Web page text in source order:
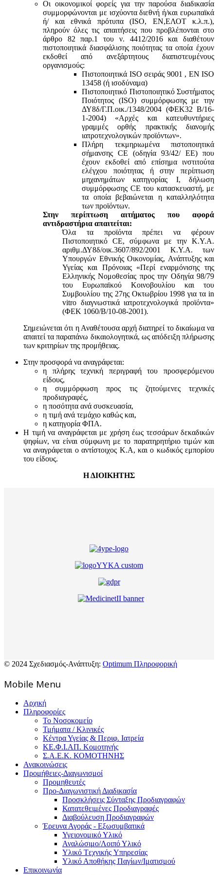
Οι οικονομικοί φορείς για την παρούσα διαδικασία
συμμορφώνονται με ισχύοντα διεθνή ή/και ευρωπαϊκά
ή/ και εθνικά πρότυπα (ISO, ΕΝ,ΕΛΟΤ κ.λ.π.),
πληρούν όλες τις απαιτήσεις που προβλέπονται στο
άρθρο 82 παρ.1 του ν. 4412/2016 και διαθέτουν
πιστοποιητικά διασφάλισης ποιότητας τα οποία έχουν
εκδοθεί από ανεξάρτητους διαπιστευμένους
οργανισμούς:
Πιστοποιητικά ISO σειράς 9001 , ΕΝ ISO
13458 (ή ισοδύναμα)
Πιστοποιητικό Πιστοποιητικό Συστήματος
Ποιότητος (ISO) συμμόρφωσης με την
ΔΥ8δ/Γ.Π.οικ./1348/2004 (ΦΕΚ32 Β/16-
1-2004) «Αρχές και κατευθυντήριες
γραμμές ορθής πρακτικής διανομής
ιατροτεχνολογικών προϊόντων».
Πλήρη τεκμηριωμένα πιστοποιητικά
σήμανσης CE (οδηγία 93/42/ ΕΕ) που
έχουν εκδοθεί από επίσημα ινστιτούτα
ελέγχου ποιότητας ή στην περίπτωση
μηχανημάτων κατηγορίας Ι, δήλωση
συμμόρφωσης CE του κατασκευαστή, με
τα οποία βεβαιώνεται η καταλληλότητα
των προϊόντων.
Στην περίπτωση αιτήματος που αφορά
αντιδραστήρια απαιτείται:
Όλα τα προϊόντα πρέπει να φέρουν
Πιστοποιητικό CE, σύμφωνα με την Κ.Υ.Α.
αριθμ.ΔΥ8δ/οικ.3607/892/2001 Κ.Υ.Α. των
Υπουργών Εθνικής Οικονομίας, Ανάπτυξης και
Υγείας και Πρόνοιας «Περί εναρμόνισης της
Ελληνικής Νομοθεσίας προς την Οδηγία 98/79
του Ευρωπαϊκού Κοινοβουλίου και του
Συμβουλίου της 27ης Οκτωβρίου 1998 για τα in
vitro διαγνωστικά ιατροτεχνολογικά προϊόντα»
(ΦΕΚ 1060/Β/10-08-2001).
Σημειώνεται ότι η Αναθέτουσα αρχή διατηρεί το δικαίωμα να
απαιτεί τα παραπάνω δικαιολογητικά, ως απόδειξη πλήρωσης
των κριτηρίων της προμήθειας.
Στην προσφορά να αναγράφεται:
η πλήρης τεχνική περιγραφή του προσφερόμενου
είδους,
η συμμόρφωση προς τις ζητούμενες τεχνικές
προδιαγραφές,
η ποσότητα ανά συσκευασία,
η τιμή ανά τεμάχιο καθώς και,
η κατηγορία ΦΠΑ.
Η τιμή να αναγράφεται με χρήση έως τεσσάρων δεκαδικών
ψηφίων, να είναι σύμφωνη με το παρατηρητήριο τιμών και
να αναγράφεται ο αντίστοιχος Κ.Α, και ο κωδικός εμπορίου
του είδους.
Η ΔΙΟΙΚΗΤΗΣ
© 2024 Σχεδιασμός-Ανάπτυξη: Optimum Πληροφορική
Mοbile Menu
Αρχική
Πληροφορίες
Το Νοσοκομείο
Τμήματα / Κλινικές
Κέντρα Υγείας & Περιφ. Ιατρεία
ΚΕ.Φ.Ι.ΑΠ. Κομοτηνής
Σ.Α.Ε.Κ. ΚΟΜΟΤΗΝΗΣ
Ανακοινώσεις
Προμήθειες-Διαγωνισμοί
Προμηθευτές
Προ-Διαγωνιστική Διαδικασία
Προσκλήσεις Σύνταξης Προδιαγραφών
Κατατεθειμένες Προδιαγραφές
Διαβούλευση Προδιαγραφών
Έρευνα Αγοράς - Εξωσυμβατικά
Υγειονομικό Υλικό
Αναλώσιμο/Λοιπό Υλικό
Υλικό Tεχνικής Yπηρεσίας
Υλικό Αποθήκης Παγίων/Ιματισμού
Επικοινωνία